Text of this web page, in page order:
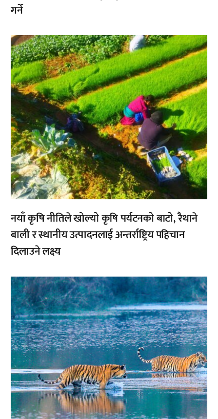
गर्ने
,
नयाँ कृषि नीतिले खोल्यो कृषि पर्यटनको बाटो, रैथाने
बाली र स्थानीय उत्पादनलाई अन्तर्राष्ट्रिय पहिचान
दिलाउने लक्ष्य
,